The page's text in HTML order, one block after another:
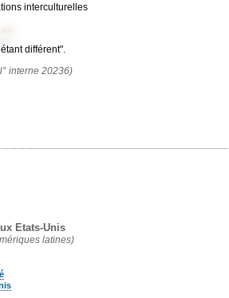
interculturelles
différent".
interne 20236)
Etats-Unis
latines)